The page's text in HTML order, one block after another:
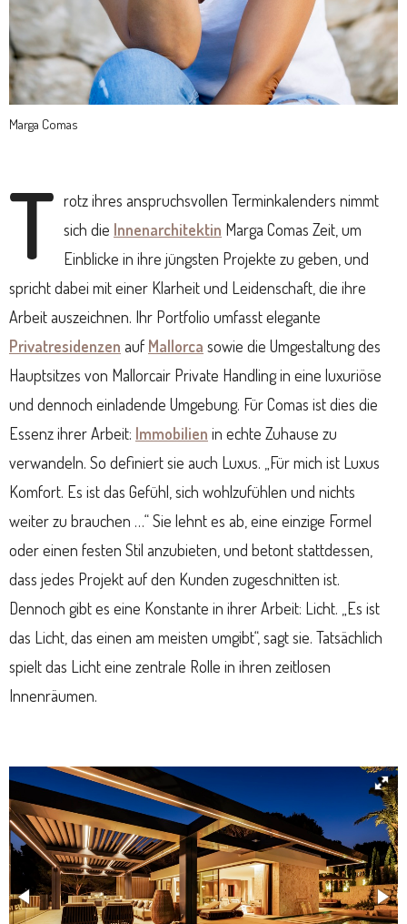
Marga Comas
T rotz ihres anspruchsvollen Terminkalenders nimmt
sich die Innenarchitektin Marga Comas Zeit, um
Einblicke in ihre jüngsten Projekte zu geben, und
spricht dabei mit einer Klarheit und Leidenschaft, die ihre
Arbeit auszeichnen. Ihr Portfolio umfasst elegante
Privatresidenzen auf Mallorca sowie die Umgestaltung des
Hauptsitzes von Mallorcair Private Handling in eine luxuriöse
und dennoch einladende Umgebung. Für Comas ist dies die
Essenz ihrer Arbeit: Immobilien in echte Zuhause zu
verwandeln. So definiert sie auch Luxus. „Für mich ist Luxus
Komfort. Es ist das Gefühl, sich wohlzufühlen und nichts
weiter zu brauchen …“ Sie lehnt es ab, eine einzige Formel
oder einen festen Stil anzubieten, und betont stattdessen,
dass jedes Projekt auf den Kunden zugeschnitten ist.
Dennoch gibt es eine Konstante in ihrer Arbeit: Licht. „Es ist
das Licht, das einen am meisten umgibt“, sagt sie. Tatsächlich
spielt das Licht eine zentrale Rolle in ihren zeitlosen
Innenräumen.